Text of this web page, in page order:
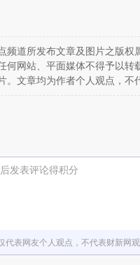
频道所发布文章及图片之版权
何网站、平面媒体不得予以
。文章均为作者个人观点，不
后发表评论得积分
代表网友个人观点，不代表财新网